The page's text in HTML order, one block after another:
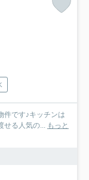
件です♪キッチンは
せる人気の... もっと